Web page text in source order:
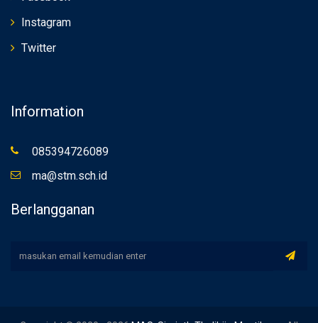
Instagram
Twitter
Information
085394726089
ma@stm.sch.id
Berlangganan